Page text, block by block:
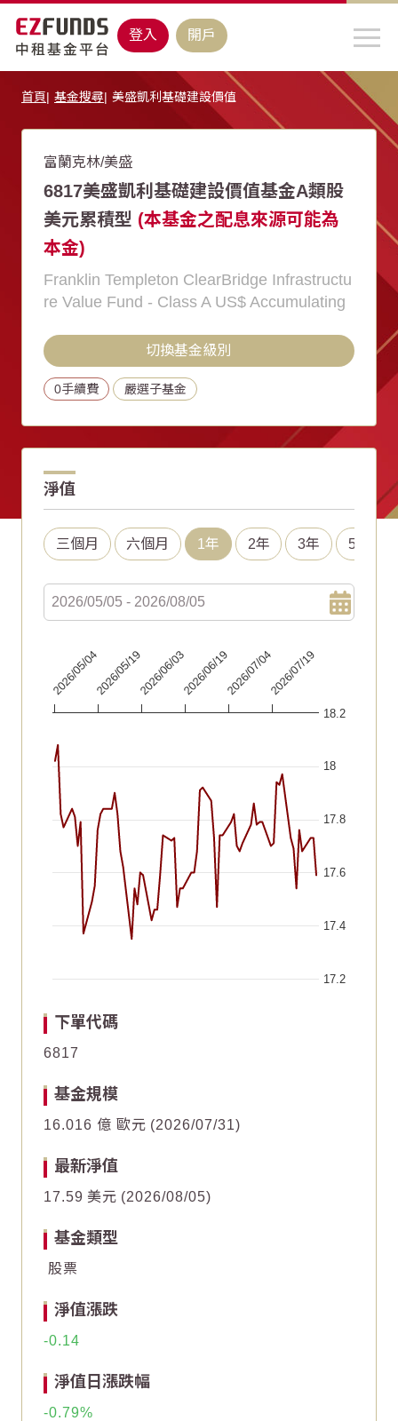
登入 開戶
首頁 基金搜尋 美盛凱利基礎建設價值
富蘭克林/美盛
6817美盛凱利基礎建設價值基金A類股
美元累積型 (本基金之配息來源可能為
本金)
Franklin Templeton ClearBridge Infrastructu
re Value Fund - Class A US$ Accumulating
切換基金級別
0手續費 嚴選子基金
淨值
三個月 六個月 1年 2年 3年 5年
Line chart with 67 data points.
The chart has 1 X axis displaying Time. Data ranges
17.2
17.4
17.6
17.8
18
18.2
2026/05/042026/05/192026/06/032026/06/192026/07/042026/07/19
Line chart with 64 data points.
The chart has 1 Y axis displaying values. Data ranges
2026/05/042026/05/19
Line chart with 64 data points.
The chart has 1 Y axis displaying values. Data ranges
2026/05/042026/05/19
下單代碼
6817
基金規模
16.016 億 歐元 2026/07/31
最新淨值
17.59 美元 2026/08/05
基金類型
股票
淨值漲跌
-0.14
淨值日漲跌幅
-0.79